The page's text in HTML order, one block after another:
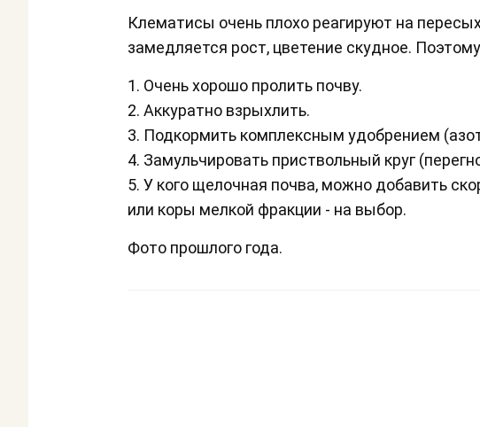
Клематисы очень плохо реагируют на
замедляется рост, цветение скудное.
1. Очень хорошо пролить почву.
2. Аккуратно взрыхлить.
3. Подкормить комплексным удобрением
4. Замульчировать приствольный круг
5. У кого щелочная почва, можно добавить
или коры мелкой фракции - на выбор.
Фото прошлого года.